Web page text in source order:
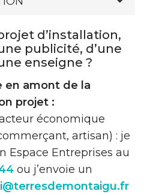
d’installation,
publicité, d’une
enseigne ?
en amont de la
projet :
économique
artisan) : je
Espace Entreprises au
ou j’envoie un